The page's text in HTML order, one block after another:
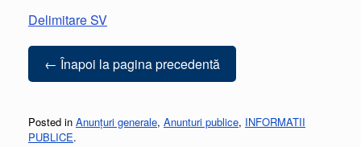
Delimitare SV
← Înapoi la pagina precedentă
Posted in Anunțuri generale, Anunturi publice, INFORMATII
PUBLICE.